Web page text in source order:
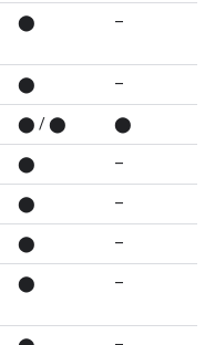
⬤ –
⬤ –
⬤ / ⬤ ⬤
⬤ –
⬤ –
⬤ –
⬤ –